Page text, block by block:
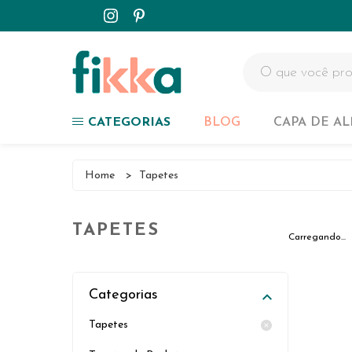
CATEGORIAS
Capa de Almofadas
Passadeiras
Customizados
NOVIDADES
BLOG CAPA DE
Capa de Almofadas
Tapetes
Passadeiras
Colchas
NOVIDADES
Home > Tapetes
Categorias
Tapetes
TAPETES Carregando...